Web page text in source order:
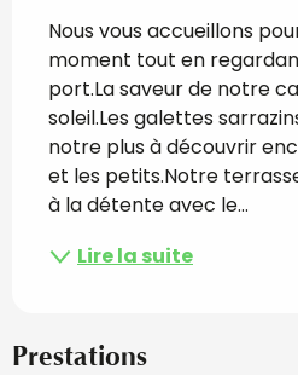
Nous vous accueillons
moment tout en
port.La saveur de notre
soleil.Les galettes
notre plus à découvrir
et les petits.Notre
à la détente avec le...
Lire la suite
Prestations